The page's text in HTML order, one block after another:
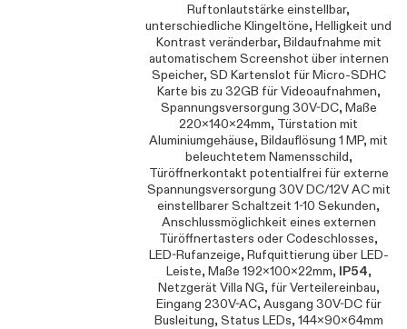
Ruftonlautstärke einstellbar,
unterschiedliche Klingeltöne, Helligkeit und
Kontrast veränderbar, Bildaufnahme mit
automatischem Screenshot über internen
Speicher, SD Kartenslot für Micro-SDHC
Karte bis zu 32GB für Videoaufnahmen,
Spannungsversorgung 30V-DC, Maße
220x140x24mm, Türstation mit
Aluminiumgehäuse, Bildauflösung 1 MP, mit
beleuchtetem Namensschild,
Türöffnerkontakt potentialfrei für externe
Spannungsversorgung 30V DC/12V AC mit
einstellbarer Schaltzeit 1-10 Sekunden,
Anschlussmöglichkeit eines externen
Türöffnertasters oder Codeschlosses,
LED-Rufanzeige, Rufquittierung über LED-
Leiste, Maße 192x100x22mm, IP54,
Netzgerät Villa NG, für Verteilereinbau,
Eingang 230V-AC, Ausgang 30V-DC für
Busleitung, Status LEDs, 144x90x64mm